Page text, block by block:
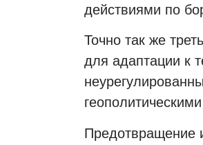
действиями по
Точно так же
для адаптации к
Предотвращение